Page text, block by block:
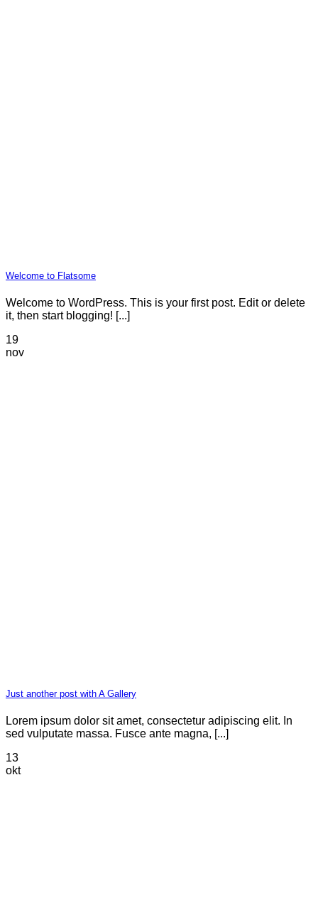
Welcome to Flatsome
Welcome to WordPress. This is your first post. Edit or delete
it, then start blogging! [...]
19
nov
Just another post with A Gallery
Lorem ipsum dolor sit amet, consectetur adipiscing elit. In
sed vulputate massa. Fusce ante magna, [...]
13
okt